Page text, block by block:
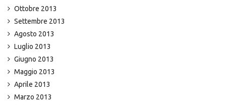
Ottobre 2013
Settembre 2013
Agosto 2013
Luglio 2013
Giugno 2013
Maggio 2013
Aprile 2013
Marzo 2013